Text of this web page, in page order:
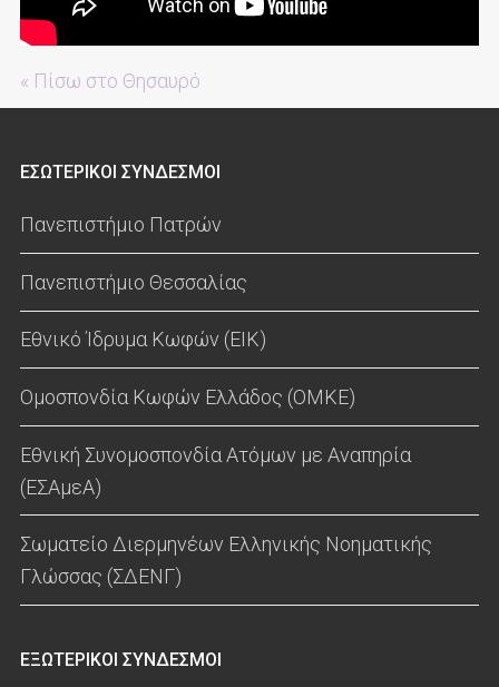
« Πίσω στο Θησαυρό
ΕΣΩΤΕΡΙΚΟΙ ΣΥΝΔΕΣΜΟΙ
Πανεπιστήμιο Πατρών
Πανεπιστήμιο Θεσσαλίας
Εθνικό Ίδρυμα Κωφών (ΕΙΚ)
Ομοσπονδία Κωφών Ελλάδος (ΟΜΚΕ)
Εθνική Συνομοσπονδία Ατόμων με Αναπηρία
(ΕΣΑμεΑ)
Σωματείο Διερμηνέων Ελληνικής Νοηματικής
Γλώσσας (ΣΔΕΝΓ)
ΕΞΩΤΕΡΙΚΟΙ ΣΥΝΔΕΣΜΟΙ